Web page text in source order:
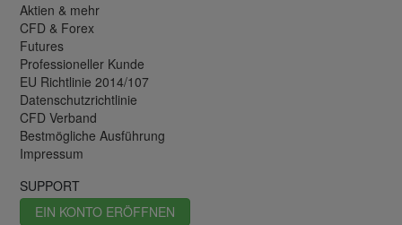
Aktien & mehr
CFD & Forex
Futures
Professioneller Kunde
EU Richtlinie 2014/107
Datenschutzrichtlinie
CFD Verband
Bestmögliche Ausführung
Impressum
SUPPORT
EIN KONTO ERÖFFNEN